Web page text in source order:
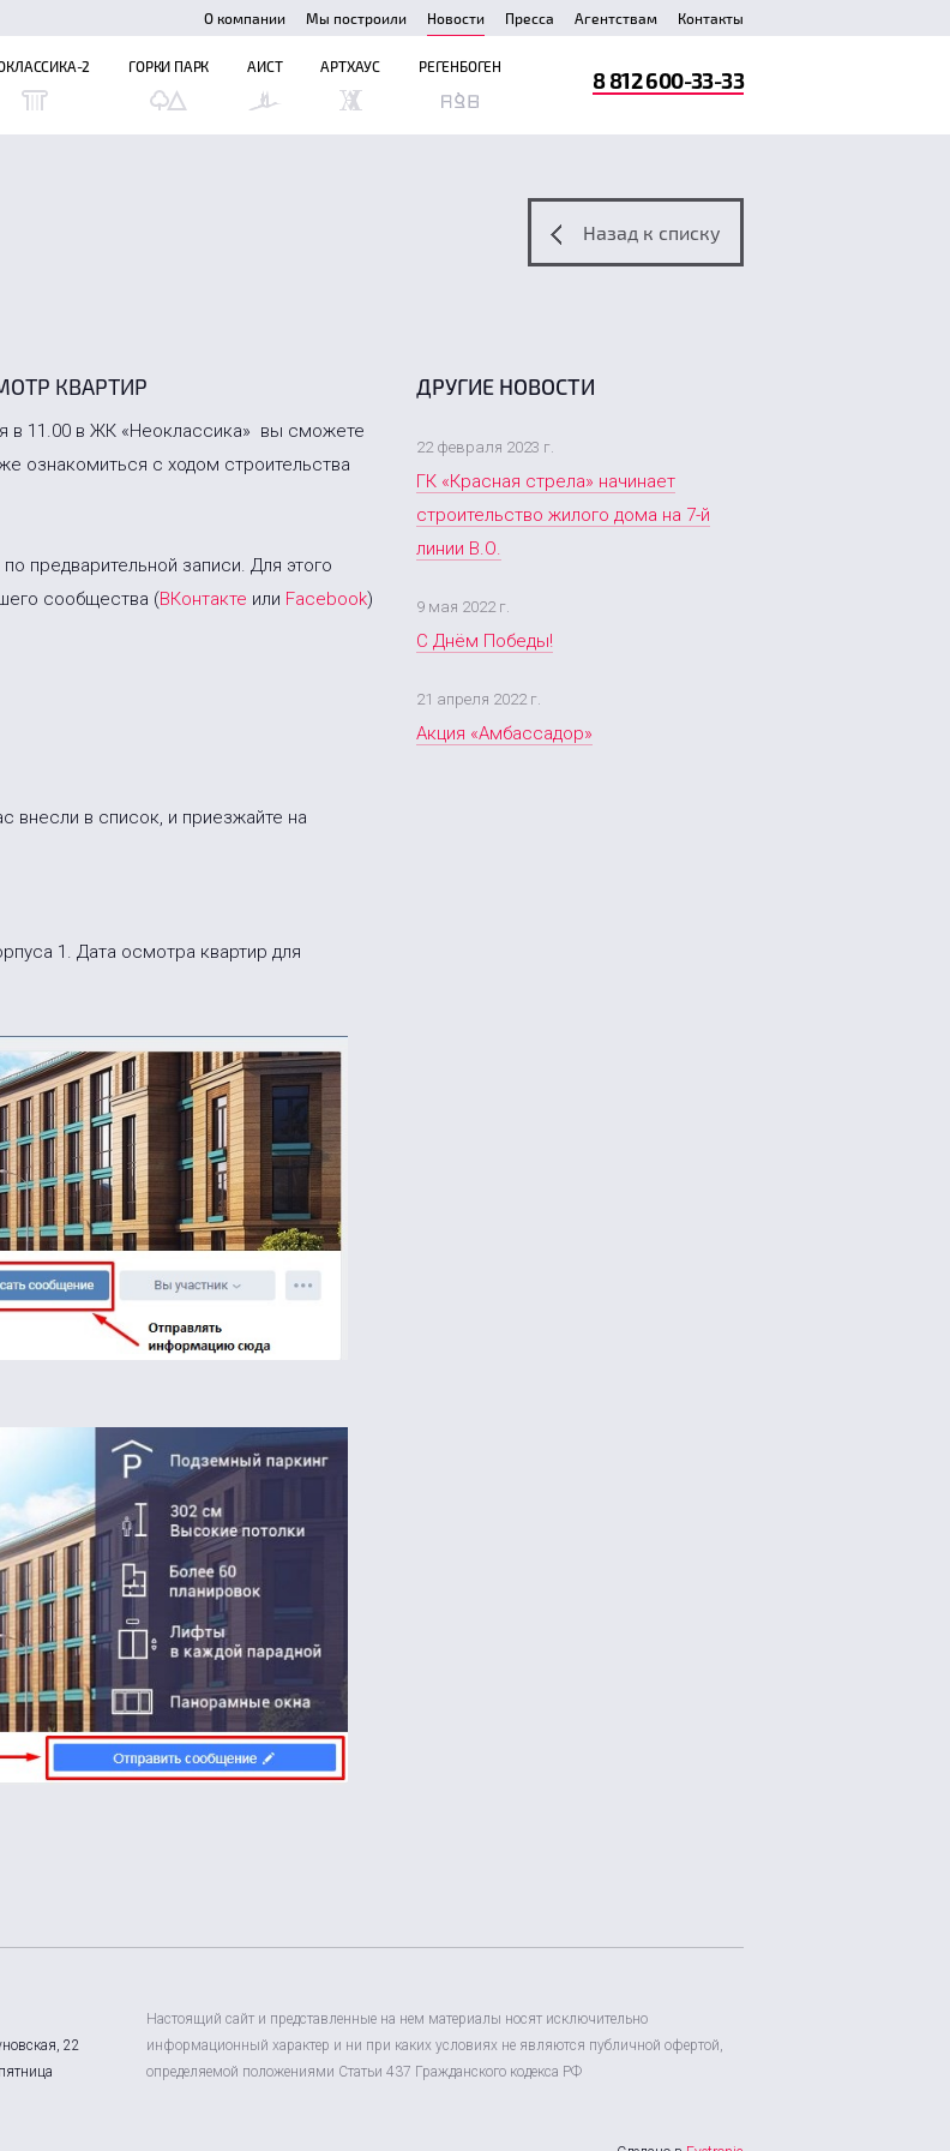
О компании Мы построили Новости Пресса Агентствам Контакты
2 ГОРКИ ПАРК АИСТ АРТХАУС РЕГЕНБОГЕН
8 812 600-33-33
Назад к списку
КВАРТИР
в 11.00 в ЖК «Неоклассика» вы сможете
ознакомиться с ходом строительства
предварительной записи. Для этого
сообщества (ВКонтакте или Facebook)
внесли в список, и приезжайте на
1. Дата осмотра квартир для
ДРУГИЕ НОВОСТИ
22 февраля 2023 г.
ГК «Красная стрела» начинает
строительство жилого дома на 7-й
линии В.О.
9 мая 2022 г.
С Днём Победы!
21 апреля 2022 г.
Акция «Амбассадор»
22
Настоящий сайт и представленные на нем материалы носят исключительно
информационный характер и ни при каких условиях не являются публичной офертой,
определяемой положениями Статьи 437 Гражданского кодекса РФ